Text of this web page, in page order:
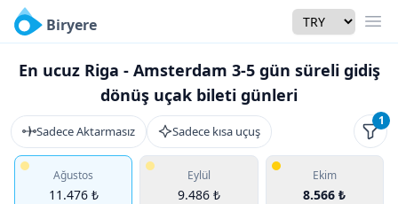
Biryere Currency
En ucuz Riga - Amsterdam 3-5 gün süreli gidiş
dönüş uçak bileti günleri
Sadece Aktarmasız Sadece kısa uçuş
1
Ağustos
11.476 ₺
Eylül
9.486 ₺
Ekim
8.566 ₺